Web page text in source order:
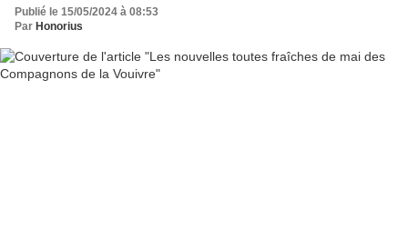
Publié le 15/05/2024 à 08:53
Par Honorius